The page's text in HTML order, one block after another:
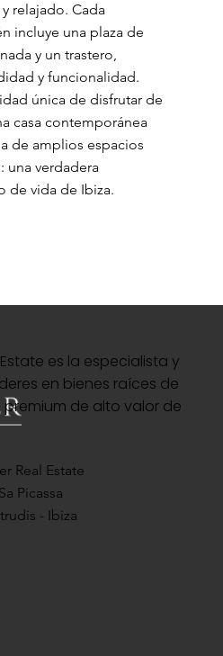
relajado. Cada
incluye una plaza de
y un trastero,
y funcionalidad.
única de disfrutar de
casa contemporánea
de amplios espacios
una verdadera
de vida de Ibiza.
es la especialista y
en bienes raíces de
de alto valor de
Real Estate
Picassa
- Ibiza